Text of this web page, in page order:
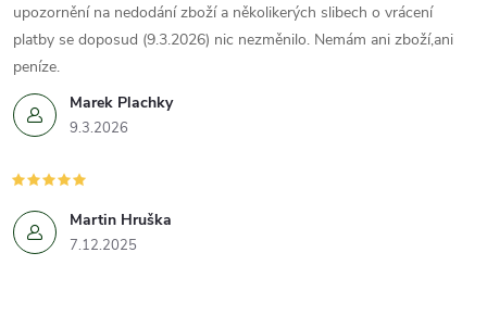
Marek Plachky
9.3.2026
upozornění na nedodání zboží a několikerých slibech o vrácení
platby se doposud (9.3.2026) nic nezměnilo. Nemám ani zboží,ani
peníze.
Martin Hruška
7.12.2025